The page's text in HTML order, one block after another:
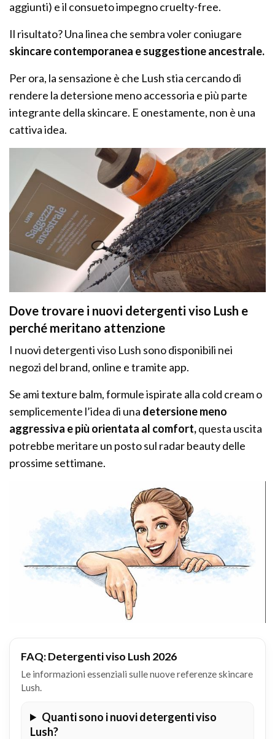
aggiunti) e il consueto impegno cruelty-free.
Il risultato? Una linea che sembra voler coniugare
skincare contemporanea e suggestione ancestrale.
Per ora, la sensazione è che Lush stia cercando di
rendere la detersione meno accessoria e più parte
integrante della skincare. E onestamente, non è una
cattiva idea.
Dove trovare i nuovi detergenti viso Lush e
perché meritano attenzione
I nuovi detergenti viso Lush sono disponibili nei
negozi del brand, online e tramite app.
Se ami texture balm, formule ispirate alla cold cream o
semplicemente l’idea di una detersione meno
aggressiva e più orientata al comfort,questa uscita
potrebbe meritare un posto sul radar beauty delle
prossime settimane.
FAQ: Detergenti viso Lush 2026
Le informazioni essenziali sulle nuove referenze skincare
Lush.
Quanti sono i nuovi detergenti viso
Lush?